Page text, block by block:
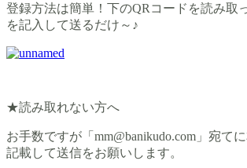
登録方法は簡単！下のQRコードを読み取
を記入して送るだけ～♪
★読み取れない方へ
お手数ですが「mm@banikudo.com」宛て
記載して送信をお願いします。